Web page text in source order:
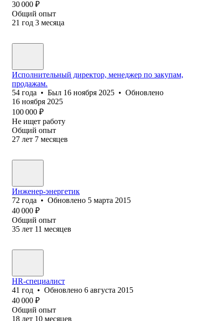
30 000 ₽
Общий опыт
21 год 3 месяца
Исполнительный директор, менеджер по закупам,
продажам.
54 года • Был 16 ноября 2025 • Обновлено
16 ноября 2025
100 000 ₽
Не ищет работу
Общий опыт
27 лет 7 месяцев
Инженер-энергетик
72 года • Обновлено 5 марта 2015
40 000 ₽
Общий опыт
35 лет 11 месяцев
HR-специалист
41 год • Обновлено 6 августа 2015
40 000 ₽
Общий опыт
18 лет 10 месяцев